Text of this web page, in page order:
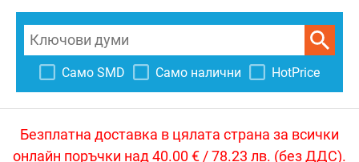
Само SMD Само налични HotPrice
Безплатна доставка в цялата страна за всички
онлайн поръчки над 40.00 € / 78.23 лв. (без ДДС).